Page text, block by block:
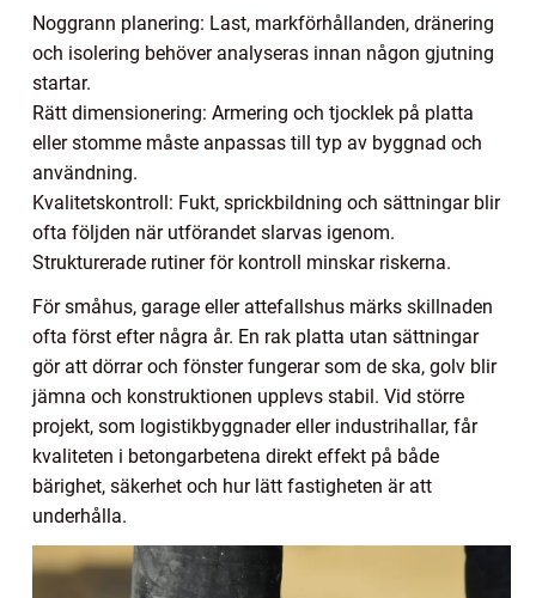
Noggrann planering: Last, markförhållanden, dränering
och isolering behöver analyseras innan någon gjutning
startar.
Rätt dimensionering: Armering och tjocklek på platta
eller stomme måste anpassas till typ av byggnad och
användning.
Kvalitetskontroll: Fukt, sprickbildning och sättningar blir
ofta följden när utförandet slarvas igenom.
Strukturerade rutiner för kontroll minskar riskerna.
För småhus, garage eller attefallshus märks skillnaden
ofta först efter några år. En rak platta utan sättningar
gör att dörrar och fönster fungerar som de ska, golv blir
jämna och konstruktionen upplevs stabil. Vid större
projekt, som logistikbyggnader eller industrihallar, får
kvaliteten i betongarbetena direkt effekt på både
bärighet, säkerhet och hur lätt fastigheten är att
underhålla.